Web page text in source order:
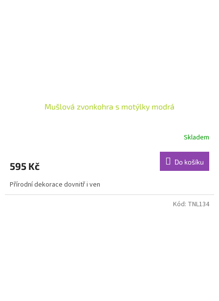
Mušlová zvonkohra s motýlky modrá
Skladem
595 Kč Do košíku
Přírodní dekorace dovnitř i ven
Kód: TNL134